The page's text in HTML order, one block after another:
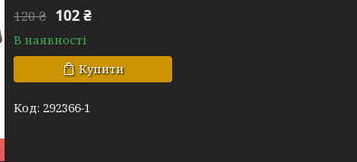
120 ₴ 102 ₴
В наявності
Купити
292366-1